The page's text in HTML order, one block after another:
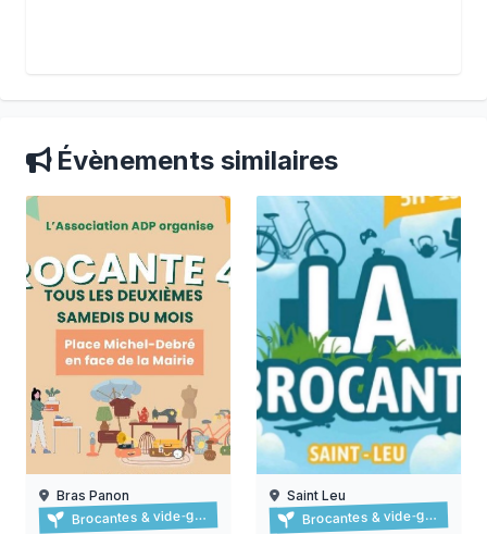
Évènements similaires
Brocante à bras-panon
Bras Panon
Brocantes & vide‑greniers Brocante à saint-leu
Saint Leu
Brocantes & vide‑greniers